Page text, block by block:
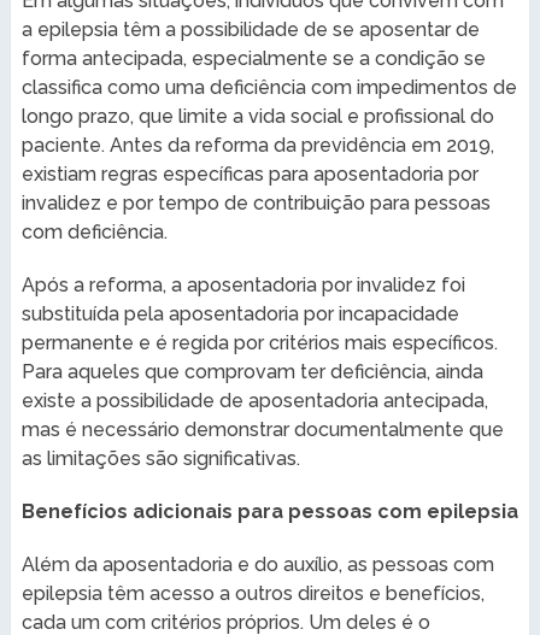
a epilepsia têm a possibilidade de se aposentar de
forma antecipada, especialmente se a condição se
classifica como uma deficiência com impedimentos de
longo prazo, que limite a vida social e profissional do
paciente. Antes da reforma da previdência em 2019,
existiam regras específicas para aposentadoria por
invalidez e por tempo de contribuição para pessoas
com deficiência.
Após a reforma, a aposentadoria por invalidez foi
substituída pela aposentadoria por incapacidade
permanente e é regida por critérios mais específicos.
Para aqueles que comprovam ter deficiência, ainda
existe a possibilidade de aposentadoria antecipada,
mas é necessário demonstrar documentalmente que
as limitações são significativas.
Benefícios adicionais para pessoas com epilepsia
Além da aposentadoria e do auxílio, as pessoas com
epilepsia têm acesso a outros direitos e benefícios,
cada um com critérios próprios. Um deles é o